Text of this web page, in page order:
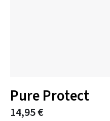
Pure Protect
14,95 €